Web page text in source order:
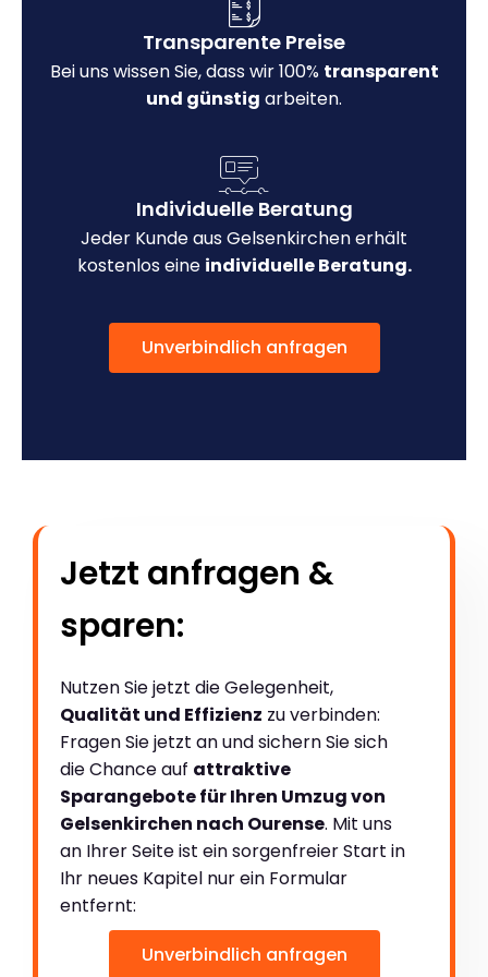
Transparente Preise
Bei uns wissen Sie, dass wir 100% transparent
und günstig arbeiten.
Individuelle Beratung
Jeder Kunde aus Gelsenkirchen erhält
kostenlos eine individuelle Beratung.
Unverbindlich anfragen
Jetzt anfragen &
sparen:
Nutzen Sie jetzt die Gelegenheit,
Qualität und Effizienz zu verbinden:
Fragen Sie jetzt an und sichern Sie sich
die Chance auf attraktive
Sparangebote für Ihren Umzug von
Gelsenkirchen nach Ourense. Mit uns
an Ihrer Seite ist ein sorgenfreier Start in
Ihr neues Kapitel nur ein Formular
entfernt:
Unverbindlich anfragen